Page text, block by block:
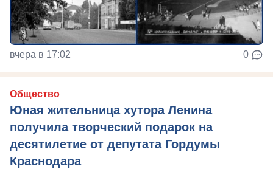
вчера в 17:02 0
Общество
Юная жительница хутора Ленина
получила творческий подарок на
десятилетие от депутата Гордумы
Краснодара